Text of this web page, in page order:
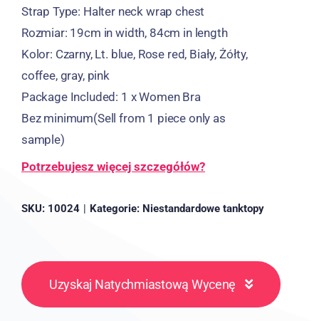
Strap Type: Halter neck wrap chest
Rozmiar: 19cm in width, 84cm in length
Kolor: Czarny, Lt. blue, Rose red, Biały, Żółty,
coffee, gray, pink
Package Included: 1 x Women Bra
Bez minimum(Sell from 1 piece only as
sample)
Potrzebujesz więcej szczegółów?
SKU: 10024 | Kategorie: Niestandardowe tanktopy
Uzyskaj Natychmiastową Wycenę